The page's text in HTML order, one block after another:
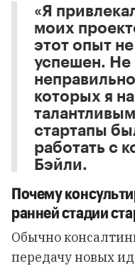
«Я
моих
этот опыт
успешен. Не
которых я
стартапы
работать с
Бэйли.
Почему
ранней стадии
Обычно
передачу новых